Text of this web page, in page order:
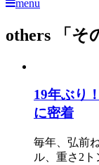
menu
others 「
19年ぶり
に密着
毎年、弘前
ル、重さ2